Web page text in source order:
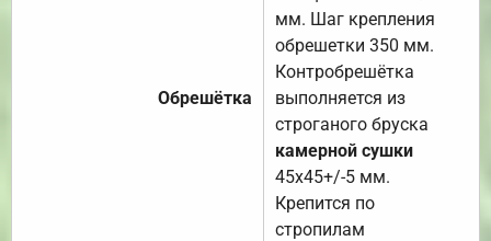
Обрешётка
мм. Шаг крепления
обрешетки 350 мм.
Контробрешётка
выполняется из
строганого бруска
камерной сушки
45х45+/-5 мм.
Крепится по
стропилам